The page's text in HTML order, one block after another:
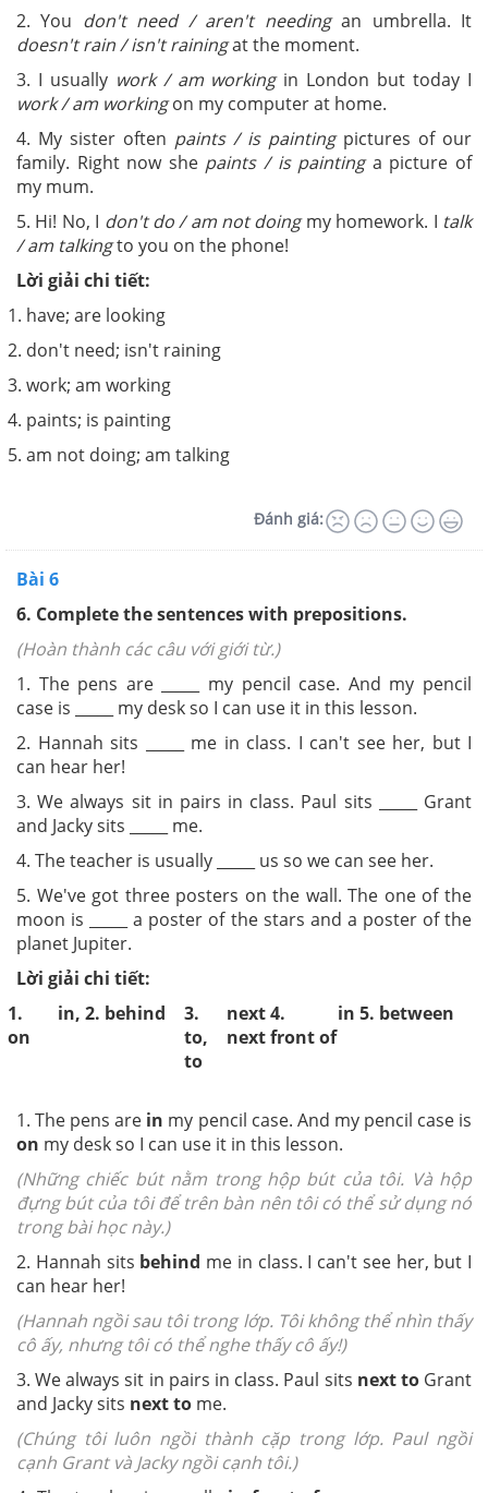
2. You don't need / aren't needingan umbrella. It
doesn't rain / isn't rainingat the moment.
3. I usuallywork / am workingin London but today I
work / am workingon my computer at home.
4. My sister often paints / is paintingpictures of our
family. Right now she paints / is paintinga picture of
my mum.
5. Hi! No, I don't do / am not doingmy homework. I talk
/ am talkingto you on the phone!
Lời giải chi tiết:
1. have; are looking
2. don't need; isn't raining
3. work; am working
4. paints; is painting
5. am not doing; am talking
Đánh giá:
Bài 6
6. Complete the sentences with prepositions.
(Hoàn thành các câu với giới từ.)
1. The pens are _____ my pencil case. And my pencil
case is _____ my desk so I can use it in this lesson.
2. Hannah sits _____ me in class. I can't see her, but I
can hear her!
3. We always sit in pairs in class. Paul sits _____ Grant
and Jacky sits _____ me.
4. The teacher is usually _____ us so we can see her.
5. We've got three posters on the wall. The one of the
moon is _____ a poster of the stars and a poster of the
planet Jupiter.
Lời giải chi tiết:
1. in,
on
2. behind
3. next
to, next
to
4. in
front of
5. between
1. The pens are in my pencil case. And my pencil case is
on my desk so I can use it in this lesson.
(Những chiếc bút nằm trong hộp bút của tôi. Và hộp
đựng bút của tôi để trên bàn nên tôi có thể sử dụng nó
trong bài học này.)
2. Hannah sits behind me in class. I can't see her, but I
can hear her!
(Hannah ngồi sau tôi trong lớp. Tôi không thể nhìn thấy
cô ấy, nhưng tôi có thể nghe thấy cô ấy!)
3. We always sit in pairs in class. Paul sits next toGrant
and Jacky sits next to me.
(Chúng tôi luôn ngồi thành cặp trong lớp. Paul ngồi
cạnh Grant và Jacky ngồi cạnh tôi.)